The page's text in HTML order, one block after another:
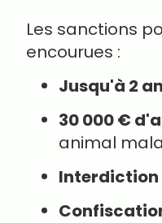
Les sanctions
encourues :
Jusqu'à 2
30 000 €
animal
Interdiction